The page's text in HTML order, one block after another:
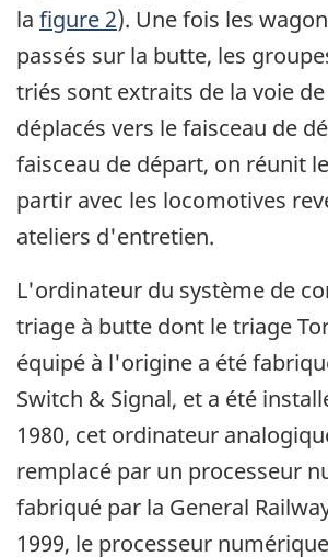
la figure 2). Une fois les
passés sur la butte, les
triés sont extraits de la voie
déplacés vers le faisceau de
faisceau de départ, on réunit
partir avec les locomotives
ateliers d'entretien.
L'ordinateur du système de
triage à butte dont le triage
équipé à l'origine a été
Switch & Signal, et a été
1980, cet ordinateur
remplacé par un processeur
fabriqué par la General
1999, le processeur